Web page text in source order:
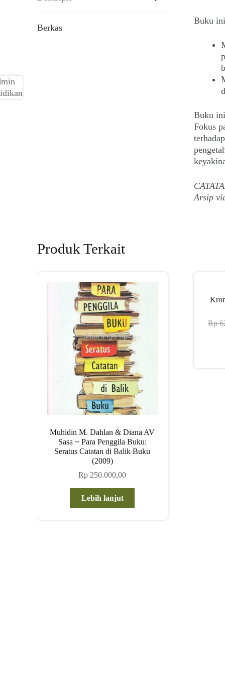
Berkas
Buku
Buku
Fokus
Arsip
Produk Terkait
Muhidin M. Dahlan & Diana AV
Sasa ~ Para Penggila Buku:
Seratus Catatan di Balik Buku
(2009)
Rp 250.000,00
Lebih lanjut
Rp